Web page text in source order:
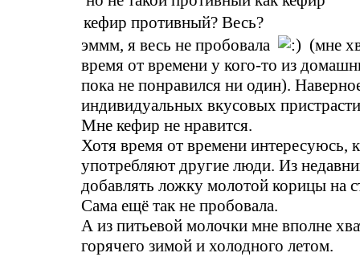
кефир противный? Весь?
эммм, я весь не пробовала
(мне
время от времени у кого-то из
пока не понравился ни один).
индивидуальных вкусовых
Мне кефир не нравится.
Хотя время от времени интересуюсь,
употребляют другие люди. Из
добавлять ложку молотой корицы на
Сама ещё так не пробовала.
А из питьевой молочки мне вполне
горячего зимой и холодного летом.